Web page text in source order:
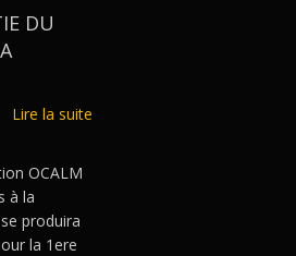
DU
Lire la suite
OCALM
à la
produira
la 1ere